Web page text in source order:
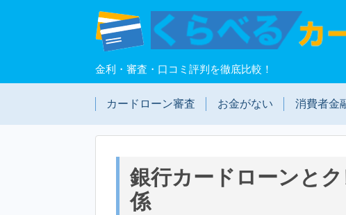
金利・審査・口コミ評判を徹底比較！
カードローン審査 お金がない 消費者金
銀行カードローンと
係